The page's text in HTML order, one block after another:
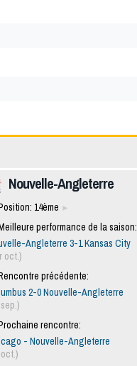
Nouvelle-Angleterre
14ème
performance de la saison:
Angleterre 3-1 Kansas City
oct.)
précédente:
2-0 Nouvelle-Angleterre
rencontre:
- Nouvelle-Angleterre